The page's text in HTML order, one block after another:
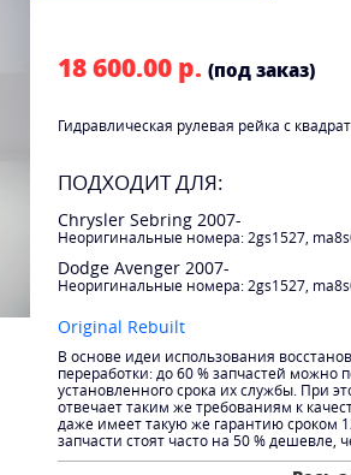
18 600.00 р. (под заказ)
Гидравлическая рулевая рейка с
ПОДХОДИТ ДЛЯ:
Chrysler Sebring 2007-
Неоригинальные номера: 2gs1527,
Dodge Avenger 2007-
Неоригинальные номера: 2gs1527,
Original Rebuilt
В основе идеи использования
переработки: до 60 % запчастей можно
установленного срока их службы. При
отвечает таким же требованиям к
даже имеет такую же гарантию сроком
запчасти стоят часто на 50 % дешевле,